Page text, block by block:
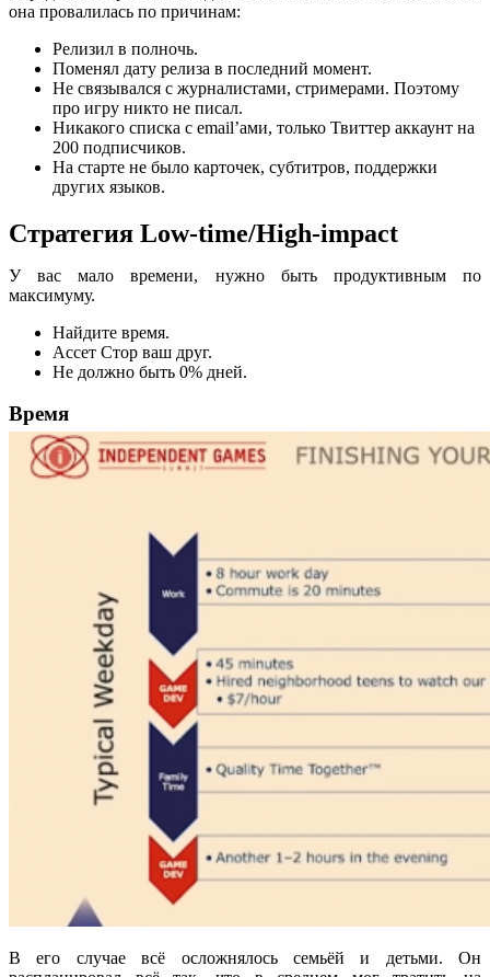
она провалилась по причинам:
Релизил в полночь.
Поменял дату релиза в последний момент.
Не связывался с журналистами, стримерами. Поэтому
про игру никто не писал.
Никакого списка с email’ами, только Твиттер аккаунт на
200 подписчиков.
На старте не было карточек, субтитров, поддержки
других языков.
Стратегия Low-time/High-impact
У вас мало времени, нужно быть продуктивным по
максимуму.
Найдите время.
Ассет Стор ваш друг.
Не должно быть 0% дней.
Время
В его случае всё осложнялось семьёй и детьми. Он